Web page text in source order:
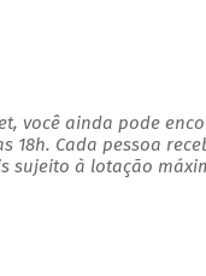
você ainda pode
18h. Cada pessoa
sujeito à lotação